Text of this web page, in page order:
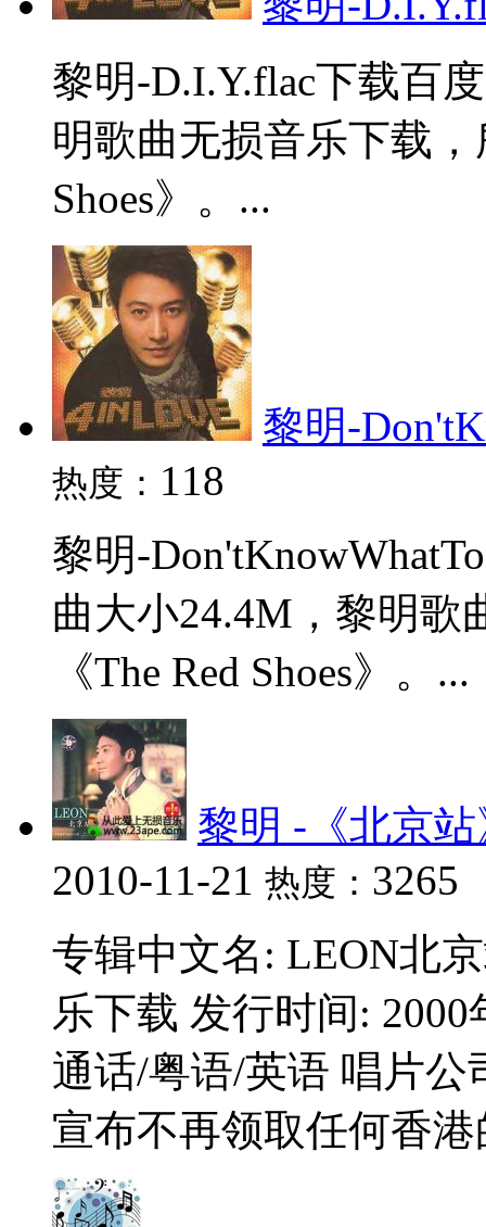
黎明-D.I.Y.flac下载百
明歌曲无损音乐下载
Shoes》。...
黎明-
热度： 118
黎明-
曲大小24.4M，黎明歌
《The Red Shoes》。...
黎明 -《北京
2010-11-21 热度： 3265
专辑中文名: LEON北
乐下载 发行时间:
通话/粤语/英语 唱片
宣布不再领取任何香